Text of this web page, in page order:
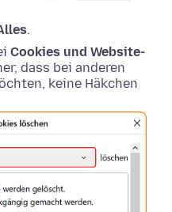
.
Cookies und Website-
dass bei anderen
keine Häkchen